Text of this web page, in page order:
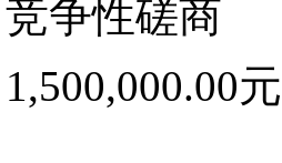
争性磋商
元